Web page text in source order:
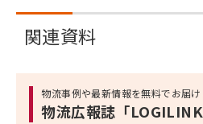
関連資料
物流事例や最新情報を無料でお届
物流広報誌「LOGILINK